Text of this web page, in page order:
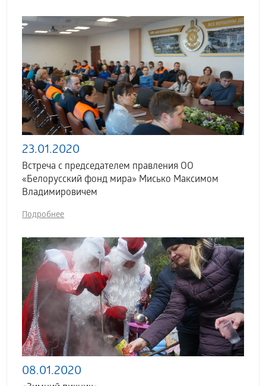
23.01.2020
Встреча с председателем правления ОО
«Белорусский фонд мира» Мисько Максимом
Владимировичем
Подробнее
08.01.2020